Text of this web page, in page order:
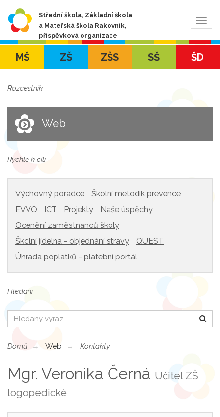
Střední škola, Základní škola
a Mateřská škola Rakovník,
příspěvková organizace
MŠ ZŠ ZŠS SŠ ŠD
Rozcestník
Web
Rychle k cíli
Výchovný poradce
Školní metodik prevence
EVVO
ICT Projekty
Naše úspěchy
Ocenění zaměstnanců školy
Školní jídelna - objednání stravy
QUEST
Úhrada poplatků - platební portál
Hledání
Hledat
Domů Web Kontakty
Mgr. Veronika Černá Učitel ZŠ
logopedické